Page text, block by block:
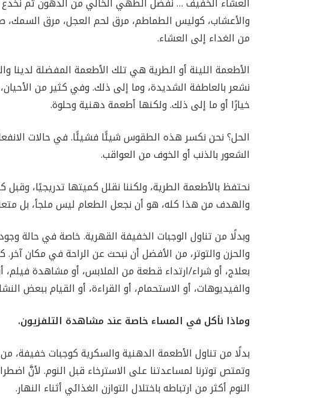
والأعشاب، كوليس الطماطم، مرق لحم العجل، مرق السمك،
من الغداء إلى العشاء.
الأطعمة اللينة أو الطرية هي تلك الأطعمة المفضلة لدينا
نشعر بالعاطفة الشديدة، وما إلى ذلك. وفي كثير من
خيارًا أو ما إلى ذلك. ولكنها أطعمة دهنية وحلوة.
الحل؟ نحن نكسر هذه الطقوس شيئًا فشيئًا. في حالات
الشعور بالذنب أو الخوف من العواقب.
نحتفظ بالأطعمة الطرية، ولكننا نقلل كميتها تدريجيًا،
والهدف من هذا كله، هو أن نجعل الطعام ليس ملجأ، بل
وبدلًا من تناول الوجبات الخفيفة القهرية. خاصة في حالة
والحزن والتوتر، من الأفضل أن نبحث عن الراحة في مكان آخر.
بعلاج، أو شراء/ارتداء قطعة من الملابس، أو مشاهدة فيلم،
والفيديوهات، أو الاستحمام، أو القراءة، أو القيام ببعض
وماذا نأكل في المساء خاصة عند مشاهدة التلفزيون.
بدلًا من تناول الأطعمة الدهنية والسكرية كوجبات خفيفة،
وتمتص توترنا لمساعدتنا على الاسترخاء قبل النوم. لأنَّ
النوم أكثر من ارتباطه باختلال التوازن الغذائي أثناء النهار.